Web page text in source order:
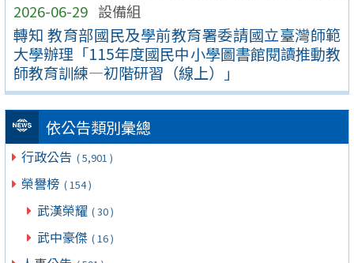
2026-06-29 設備組
轉知 教育部國民及學前教育署委請國立臺灣師範
大學辦理「115年度國民中小學圖書館閱讀推動教
師教育訓練—初階研習（線上）」
依公告類別彙總
行政公告 ( 5,901 )
榮譽榜 ( 154 )
武漢榮耀 ( 30 )
武中豪傑 ( 16 )